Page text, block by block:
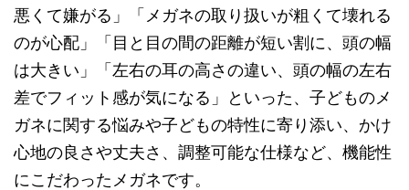
悪くて嫌がる」「メガネの取り扱いが粗くて壊れる
のが心配」「目と目の間の距離が短い割に、頭の幅
は大きい」「左右の耳の高さの違い、頭の幅の左右
差でフィット感が気になる」といった、子どものメ
ガネに関する悩みや子どもの特性に寄り添い、かけ
心地の良さや丈夫さ、調整可能な仕様など、機能性
にこだわったメガネです。